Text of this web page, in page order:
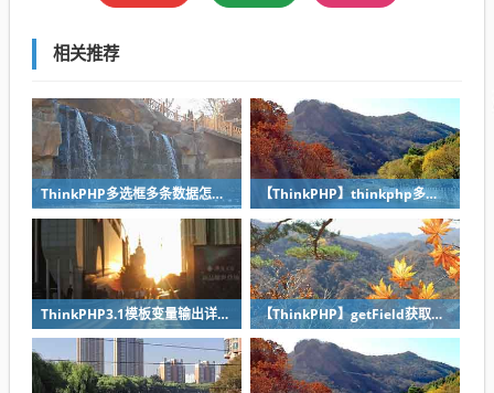
相关推荐
ThinkPHP多选框多条数据怎么post提交与数据库写入？ 【ThinkPHP】thinkphp多对多关系数据操作
ThinkPHP3.1模板变量输出详解教程 【ThinkPHP】getField获取字段值用法总结